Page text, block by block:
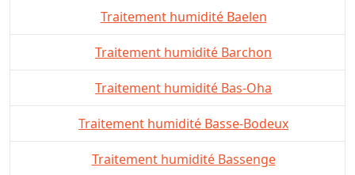
Traitement humidité Baelen
Traitement humidité Barchon
Traitement humidité Bas-Oha
Traitement humidité Basse-Bodeux
Traitement humidité Bassenge